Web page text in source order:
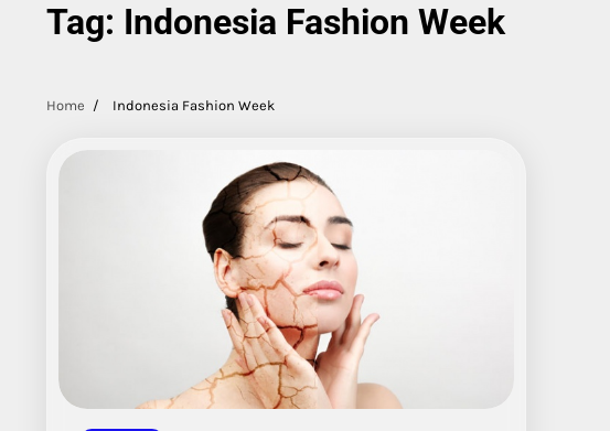
Tag: Indonesia Fashion Week
Home Indonesia Fashion Week